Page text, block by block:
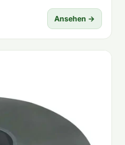
Ansehen →